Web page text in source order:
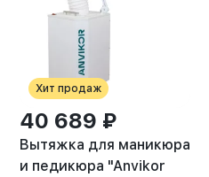
Хит продаж
40 689 ₽
Вытяжка для маникюра
и педикюра "Anvikor